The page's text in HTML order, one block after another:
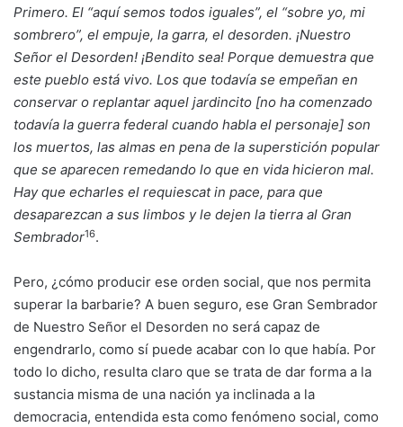
Primero. El “aquí semos todos iguales”, el “sobre yo, mi
sombrero”, el empuje, la garra, el desorden. ¡Nuestro
Señor el Desorden! ¡Bendito sea! Porque demuestra que
este pueblo está vivo. Los que todavía se empeñan en
conservar o replantar aquel jardincito [no ha comenzado
todavía la guerra federal cuando habla el personaje] son
los muertos, las almas en pena de la superstición popular
que se aparecen remedando lo que en vida hicieron mal.
Hay que echarles el requiescat in pace, para que
desaparezcan a sus limbos y le dejen la tierra al Gran
Sembrador16.
Pero, ¿cómo producir ese orden social, que nos permita
superar la barbarie? A buen seguro, ese Gran Sembrador
de Nuestro Señor el Desorden no será capaz de
engendrarlo, como sí puede acabar con lo que había. Por
todo lo dicho, resulta claro que se trata de dar forma a la
sustancia misma de una nación ya inclinada a la
democracia, entendida esta como fenómeno social, como